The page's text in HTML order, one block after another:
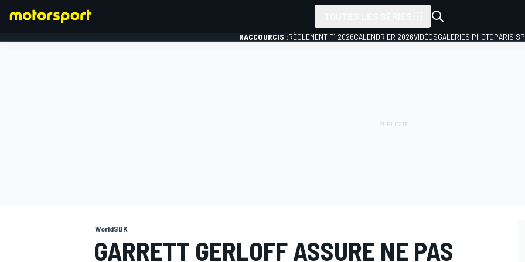
RACCOURCIS :RÈGLEMENT F1 2026CALENDRIER 2026VIDÉOSGALERIES PHOTOPARIS
WorldSBK
GARRETT GERLOFF ASSURE NE PAS